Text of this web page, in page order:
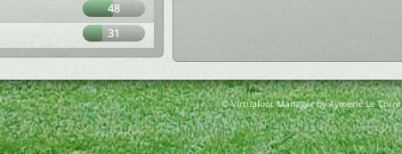
48
31
© Virtuafoot Manager by Aymeric Le Corre